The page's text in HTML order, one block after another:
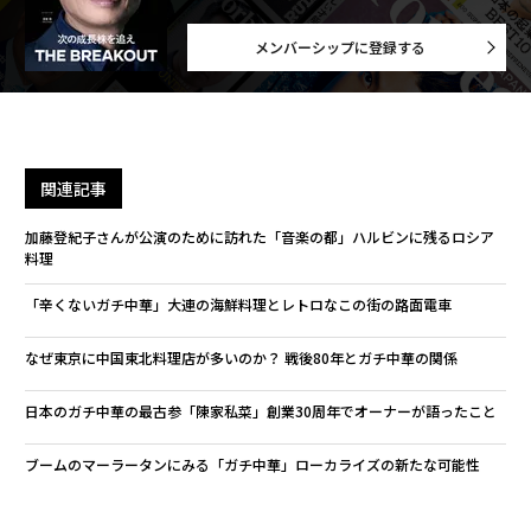
メンバーシップに登録する
関連記事
加藤登紀子さんが公演のために訪れた「音楽の都」ハルビンに残るロシア
料理
「辛くないガチ中華」大連の海鮮料理とレトロなこの街の路面電車
なぜ東京に中国東北料理店が多いのか？ 戦後80年とガチ中華の関係
日本のガチ中華の最古参「陳家私菜」創業30周年でオーナーが語ったこと
ブームのマーラータンにみる「ガチ中華」ローカライズの新たな可能性